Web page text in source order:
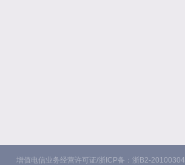
增值电信业务经营许可证/浙ICP备：浙B2-20100304